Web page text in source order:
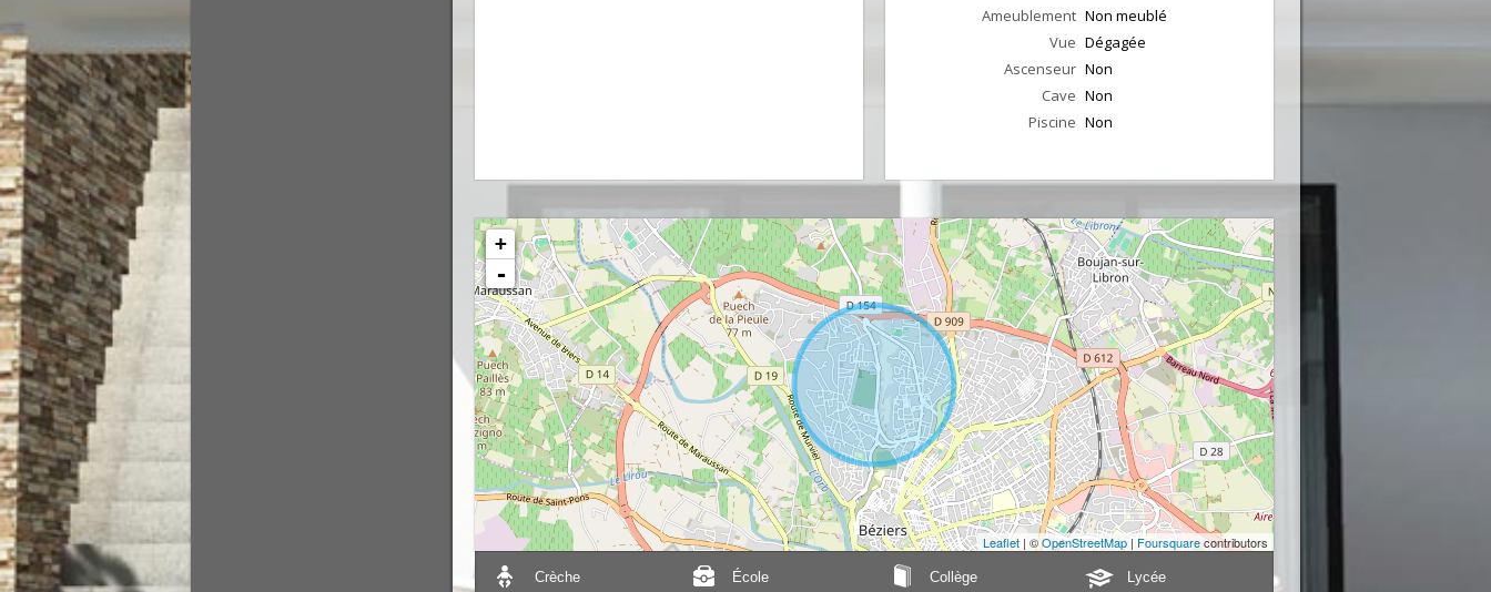
Ameublement Non meublé
Vue Dégagée
Ascenseur Non
Cave Non
Piscine Non
+
-
Leaflet | ©OpenStreetMap | Foursquarecontributors
Crèche École Collège Lycée